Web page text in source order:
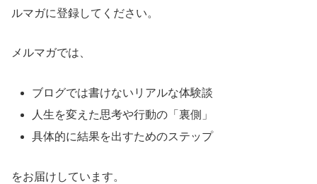
ルマガに登録してください。
メルマガでは、
ブログでは書けないリアルな体験談
人生を変えた思考や行動の「裏側」
具体的に結果を出すためのステップ
をお届けしています。